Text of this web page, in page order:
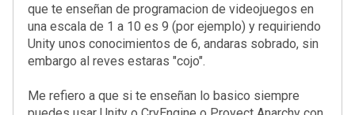
que te enseñan de programacion de videojuegos en
una escala de 1 a 10 es 9 (por ejemplo) y requiriendo
Unity unos conocimientos de 6, andaras sobrado, sin
embargo al reves estaras "cojo".
Me refiero a que si te enseñan lo basico siempre